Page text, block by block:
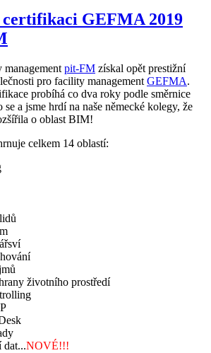
GEFMA 2019
pit-FM získal opět prestižní
pro facility management GEFMA.
probíhá co dva roky podle směrnice
a jsme hrdí na naše německé kolegy, že
o oblast BIM!
celkem 14 oblastí:
životního prostředí
dat...NOVÉ!!!